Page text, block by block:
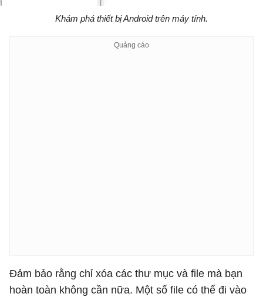
Khám phá thiết bị Android trên máy tính.
Đảm bảo rằng chỉ xóa các thư mục và file mà bạn
hoàn toàn không cần nữa. Một số file có thể đi vào